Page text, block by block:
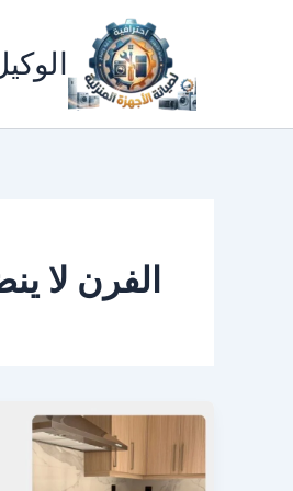
الفرن لا